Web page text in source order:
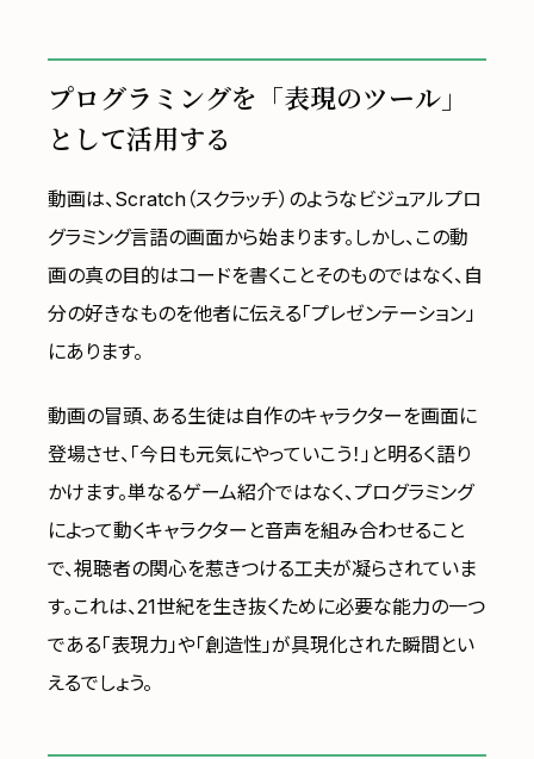
プログラミングを「表現のツール」
として活用する
動画は、Scratch（スクラッチ）のようなビジュアルプロ
グラミング言語の画面から始まります。しかし、この動
画の真の目的はコードを書くことそのものではなく、自
分の好きなものを他者に伝える「プレゼンテーション」
にあります。
動画の冒頭、ある生徒は自作のキャラクターを画面に
登場させ、「今日も元気にやっていこう！」と明るく語り
かけます。単なるゲーム紹介ではなく、プログラミング
によって動くキャラクターと音声を組み合わせること
で、視聴者の関心を惹きつける工夫が凝らされていま
す。これは、21世紀を生き抜くために必要な能力の一つ
である「表現力」や「創造性」が具現化された瞬間とい
えるでしょう。